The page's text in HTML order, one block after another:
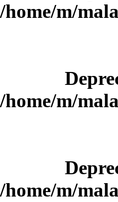
/home/m/
/home/m/
/home/m/